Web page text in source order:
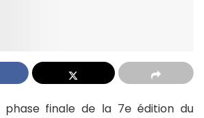
finale de la 7e édition du